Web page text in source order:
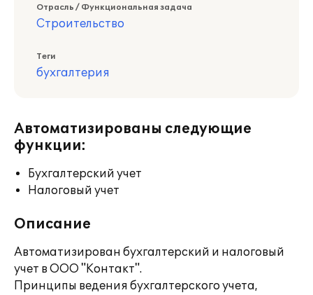
Отрасль / Функциональная задача
Строительство
Теги
бухгалтерия
Автоматизированы следующие
функции:
Бухгалтерский учет
Налоговый учет
Описание
Автоматизирован бухгалтерский и налоговый
учет в ООО "Контакт".
Принципы ведения бухгалтерского учета,